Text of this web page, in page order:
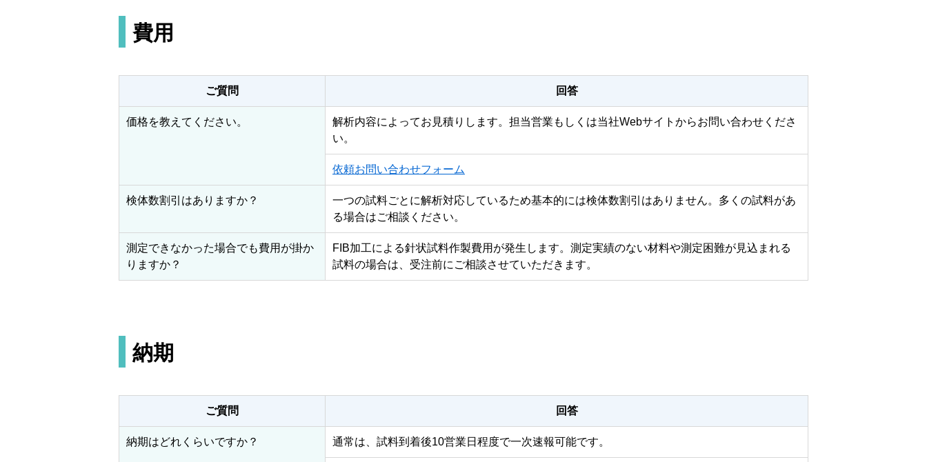
費用
ご質問 回答
価格を教えてください。
解析内容によってお見積りします。担当営業もしくは当社Webサイトからお問い合わせくださ
い。
依頼お問い合わせフォーム
検体数割引はありますか？
一つの試料ごとに解析対応しているため基本的には検体数割引はありません。多くの試料があ
る場合はご相談ください。
測定できなかった場合でも費用が掛か
りますか？
FIB加工による針状試料作製費用が発生します。測定実績のない材料や測定困難が見込まれる
試料の場合は、受注前にご相談させていただきます。
納期
ご質問 回答
納期はどれくらいですか？ 通常は、試料到着後10営業日程度で一次速報可能です。